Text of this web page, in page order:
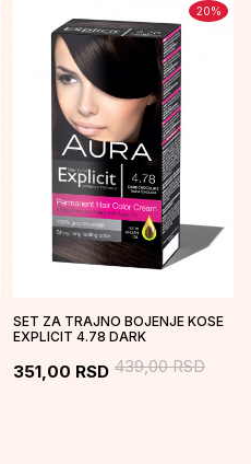
20%
SET ZA TRAJNO BOJENJE KOSE
EXPLICIT 4.78 DARK
ČOKOLADA
351,00 RSD 439,00RSD